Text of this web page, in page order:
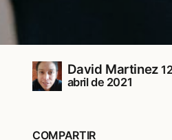
David Martinez
abril de 2021
COMPARTIR